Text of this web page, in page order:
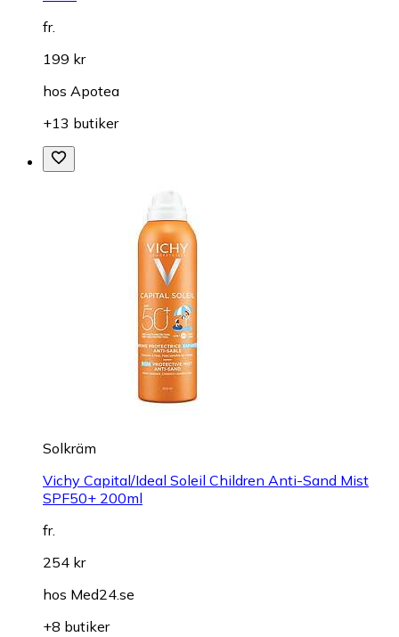
fr.
199 kr
hos Apotea
+13 butiker
Solkräm
Vichy Capital/Ideal Soleil Children Anti-Sand Mist
SPF50+ 200ml
fr.
254 kr
hos Med24.se
+8 butiker